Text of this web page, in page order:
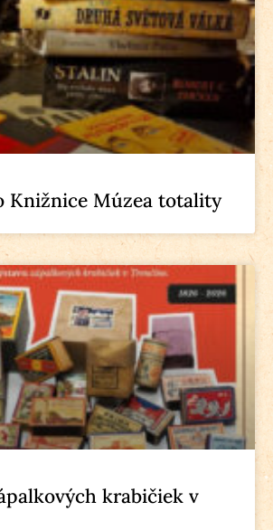
Knižnice Múzea totality
krabičiek v